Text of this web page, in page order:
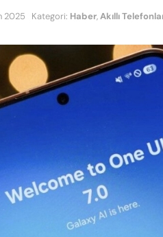
2025 Kategori: Haber,Akıllı